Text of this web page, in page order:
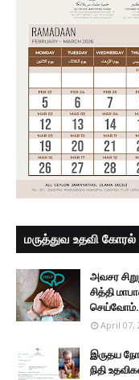
மருத்துவ உதவி கோரல்
அவசர
சித்தி
April 07,
இருதய
நிதி